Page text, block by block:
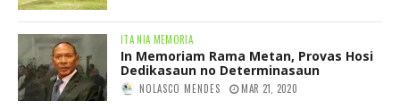
ITA NIA MEMORIA
In Memoriam Rama Metan, Provas Hosi
Dedikasaun no Determinasaun
NOLASCO MENDES MAR 21, 2020